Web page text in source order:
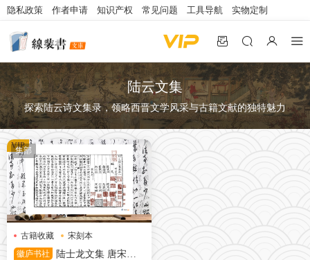
隐私政策 作者申请 知识产权 常见问题 工具导航 实物定制
陆云文集
探索陆云诗文集录，领略西晋文学风采与古籍文献的独特魅力
集部
古籍收藏
宋刻本
陆云文集
徽庐书社
陆士龙文集 唐宋编
VIP